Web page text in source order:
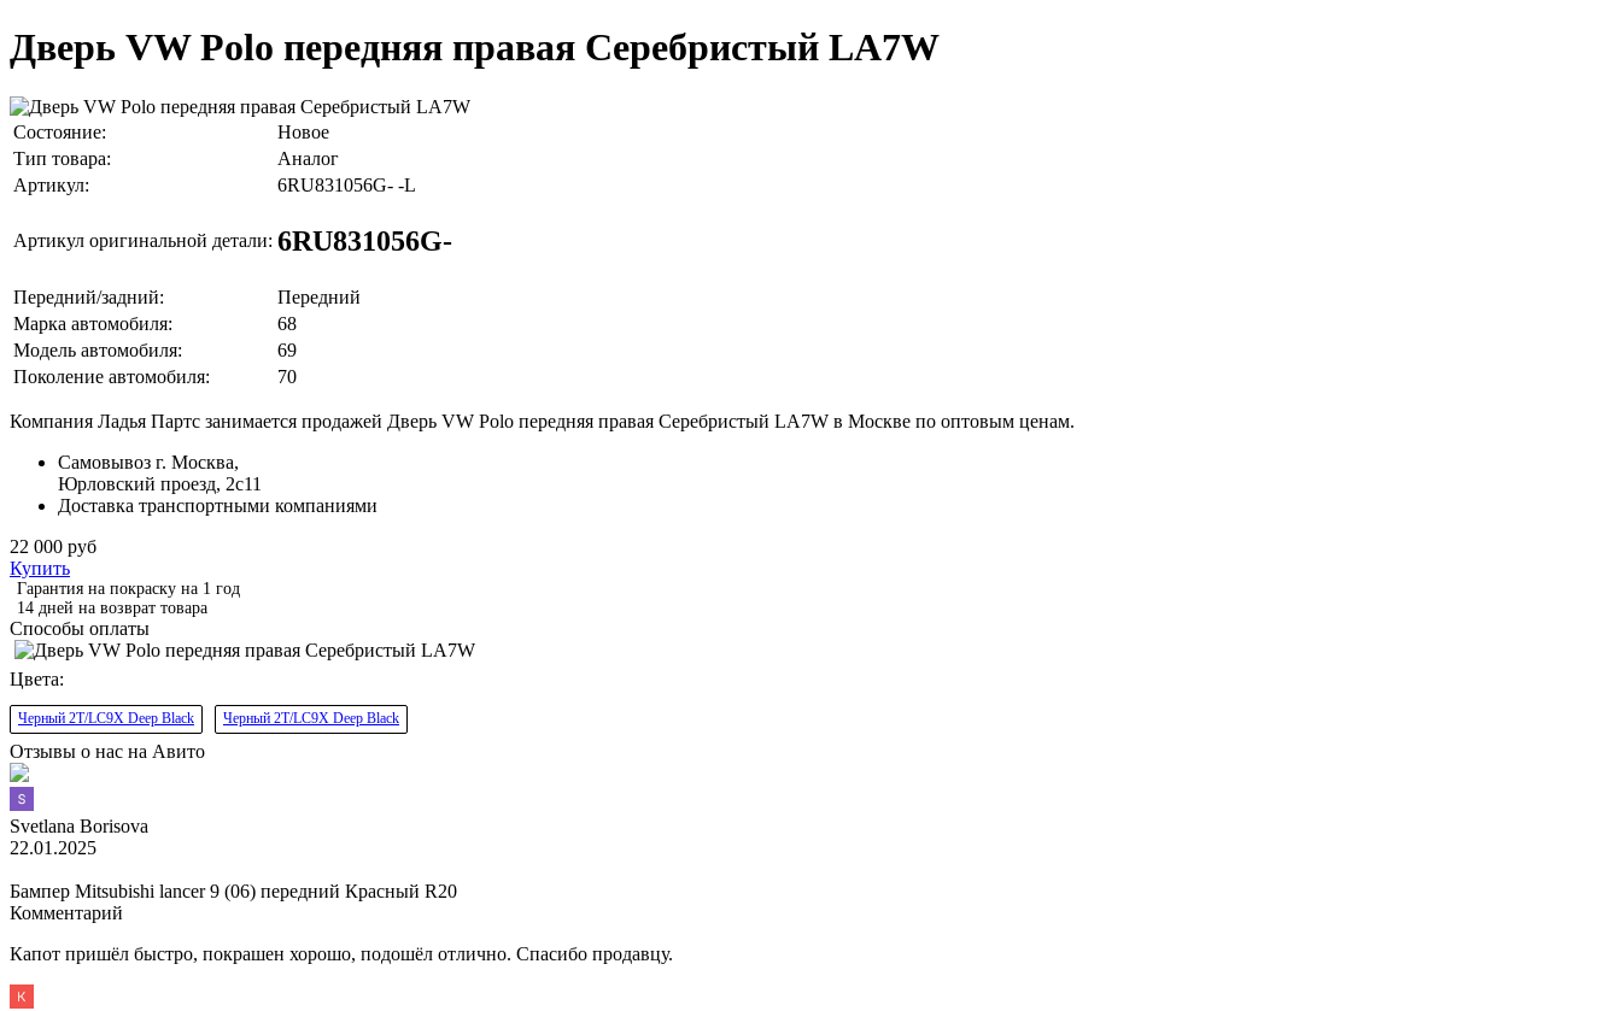
Дверь VW Polo передняя правая Серебристый LA7W
Состояние:
Новое
Тип товара:
Аналог
Артикул:
6RU831056G- -L
Артикул оригинальной детали: 6RU831056G-
Передний/задний:
Передний
Марка автомобиля:
68
Модель автомобиля:
69
Поколение автомобиля:
70
Компания Ладья Партс занимается продажей Дверь VW Polo передняя правая Серебристый LA7W в Москве по оптовым ценам.
Самовывоз г. Москва,
Юрловский проезд, 2с11
Доставка транспортными компаниями
22 000 руб
Купить
Гарантия на покраску на 1 год
14 дней на возврат товара
Способы оплаты
Цвета:
Черный 2T/LC9X Deep Black Черный 2T/LC9X Deep Black
Отзывы о нас на Авито
Svetlana Borisova
22.01.2025
Бампер Mitsubishi lancer 9 (06) передний Красный R20
Комментарий
Капот пришёл быстро, покрашен хорошо, подошёл отлично. Спасибо продавцу.